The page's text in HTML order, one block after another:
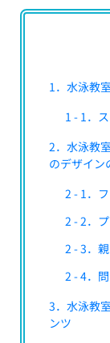
1．水泳教
1 - 1．
2．水泳教
のデザイン
2 - 1．
2 - 2．
2 - 3．
2 - 4．
3．水泳教
ンツ